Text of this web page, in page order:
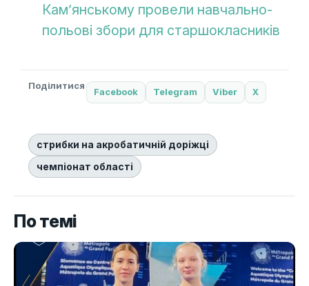
Камʼянському провели навчально-
польові збори для старшокласників
Поділитися
Facebook Telegram Viber X
стрибки на акробатичній доріжці
чемпіонат області
По темі